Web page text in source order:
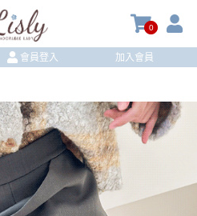
0
會員登入 加入會員